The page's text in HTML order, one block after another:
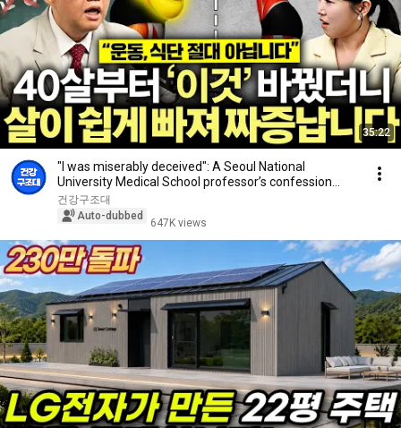
35:22
"I was miserably deceived": A Seoul National
University Medical School professor’s confession
aft...
건강구조대
Auto-dubbed
647K views